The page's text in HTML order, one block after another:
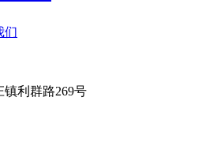
们
利群路269号